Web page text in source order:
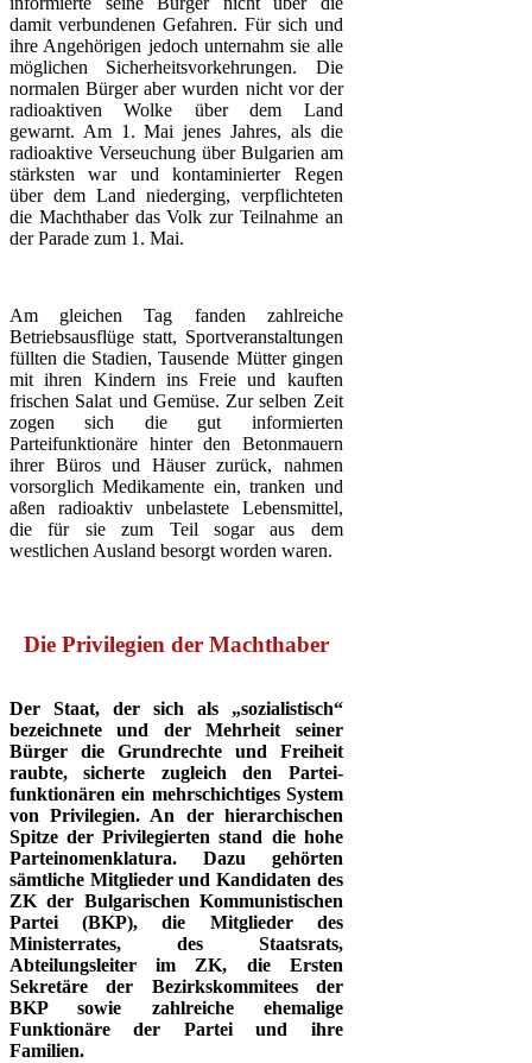
damit verbundenen Gefahren. Für sich und
ihre Angehörigen jedoch unternahm sie alle
möglichen Sicherheitsvorkehrungen. Die
normalen Bürger aber wurden nicht vor der
radioaktiven Wolke über dem Land
gewarnt. Am 1. Mai jenes Jahres, als die
radioaktive Verseuchung über Bulgarien am
stärksten war und kontaminierter Regen
über dem Land niederging, verpflichteten
die Machthaber das Volk zur Teilnahme an
der Parade zum 1. Mai.
Am gleichen Tag fanden zahlreiche
Betriebsausflüge statt, Sportveranstaltungen
füllten die Stadien, Tausende Mütter gingen
mit ihren Kindern ins Freie und kauften
frischen Salat und Gemüse. Zur selben Zeit
zogen sich die gut informierten
Parteifunktionäre hinter den Betonmauern
ihrer Büros und Häuser zurück, nahmen
vorsorglich Medikamente ein, tranken und
aßen radioaktiv unbelastete Lebensmittel,
die für sie zum Teil sogar aus dem
westlichen Ausland besorgt worden waren.
Die Privilegien der Machthaber
Der Staat, der sich als „sozialistisch“
bezeichnete und der Mehrheit seiner
Bürger die Grundrechte und Freiheit
raubte, sicherte zugleich den Partei-
funktionären ein mehrschichtiges System
von Privilegien. An der hierarchischen
Spitze der Privilegierten stand die hohe
Parteinomenklatura. Dazu gehörten
sämtliche Mitglieder und Kandidaten des
ZK der Bulgarischen Kommunistischen
Partei (BKP), die Mitglieder des
Ministerrates, des Staatsrats,
Abteilungsleiter im ZK, die Ersten
Sekretäre der Bezirkskommitees der
BKP sowie zahlreiche ehemalige
Funktionäre der Partei und ihre
Familien.